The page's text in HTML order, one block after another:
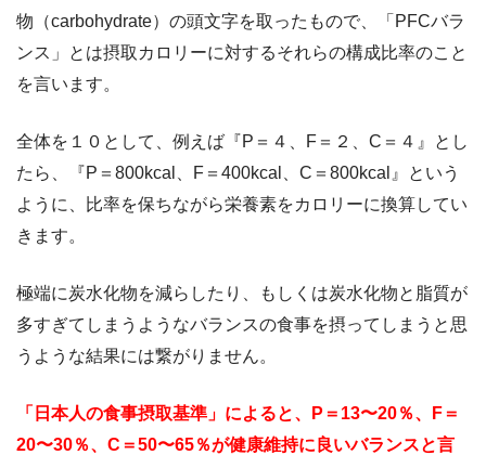
物（carbohydrate）の頭文字を取ったもので、「PFCバラ
ンス」とは摂取カロリーに対するそれらの構成比率のこと
を言います。
全体を１０として、例えば『P＝４、F＝２、C＝４』とし
たら、『P＝800kcal、F＝400kcal、C＝800kcal』という
ように、比率を保ちながら栄養素をカロリーに換算してい
きます。
極端に炭水化物を減らしたり、もしくは炭水化物と脂質が
多すぎてしまうようなバランスの食事を摂ってしまうと思
うような結果には繋がりません。
「日本人の食事摂取基準」によると、P＝13〜20％、F＝
20〜30％、C＝50〜65％が健康維持に良いバランスと言